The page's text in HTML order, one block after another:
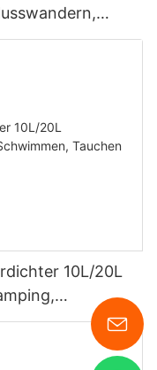
und
10L/20L